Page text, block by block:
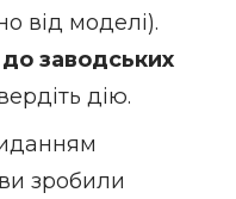
від моделі).
заводських
дію.
зробили